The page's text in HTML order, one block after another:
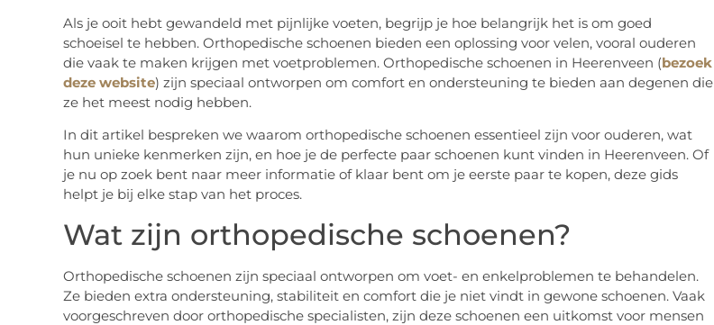
Als je ooit hebt gewandeld met pijnlijke voeten, begrijp je hoe belangrijk het is om goed
schoeisel te hebben. Orthopedische schoenen bieden een oplossing voor velen, vooral ouderen
die vaak te maken krijgen met voetproblemen. Orthopedische schoenen in Heerenveen (bezoek
deze website) zijn speciaal ontworpen om comfort en ondersteuning te bieden aan degenen die
ze het meest nodig hebben.
In dit artikel bespreken we waarom orthopedische schoenen essentieel zijn voor ouderen, wat
hun unieke kenmerken zijn, en hoe je de perfecte paar schoenen kunt vinden in Heerenveen. Of
je nu op zoek bent naar meer informatie of klaar bent om je eerste paar te kopen, deze gids
helpt je bij elke stap van het proces.
Wat zijn orthopedische schoenen?
Orthopedische schoenen zijn speciaal ontworpen om voet- en enkelproblemen te behandelen.
Ze bieden extra ondersteuning, stabiliteit en comfort die je niet vindt in gewone schoenen. Vaak
voorgeschreven door orthopedische specialisten, zijn deze schoenen een uitkomst voor mensen